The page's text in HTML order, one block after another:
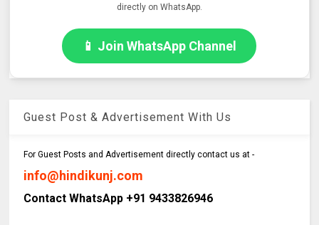
directly on WhatsApp.
📱 Join WhatsApp Channel
Guest Post & Advertisement With Us
For Guest Posts and Advertisement directly contact us at -
info@hindikunj.com
Contact WhatsApp +91 9433826946